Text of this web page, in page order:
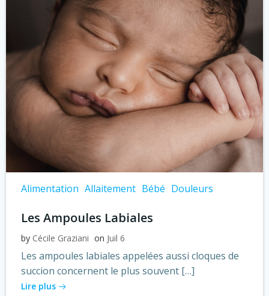
Alimentation Allaitement Bébé Douleurs
Les Ampoules Labiales
by Cécile Graziani on Juil 6
Les ampoules labiales appelées aussi cloques de
succion concernent le plus souvent […]
Lire plus